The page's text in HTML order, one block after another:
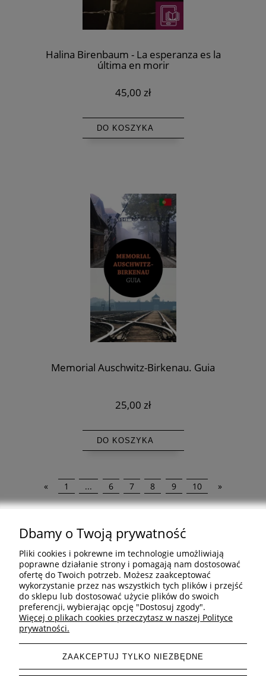
Halina Birenbaum - La esperanza es la
última en morir
45,00 zł
DO KOSZYKA
Memorial Auschwitz-Birkenau. Guia
25,00 zł
DO KOSZYKA
« 1 ... 6 7 8 9 10 »
Pomoc
Informacje
Inne
Dbamy o Twoją prywatność
Pliki cookies i pokrewne im technologie umożliwiają
poprawne działanie strony i pomagają nam dostosować
ofertę do Twoich potrzeb. Możesz zaakceptować
wykorzystanie przez nas wszystkich tych plików i przejść
do sklepu lub dostosować użycie plików do swoich
preferencji, wybierając opcję "Dostosuj zgody".
Więcej o plikach cookies przeczytasz w naszej Polityce
prywatności.
ZAAKCEPTUJ TYLKO NIEZBĘDNE